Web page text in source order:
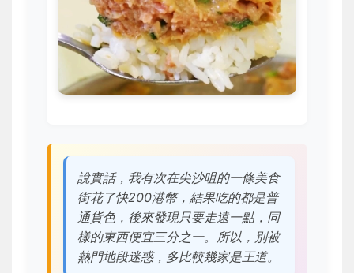
說實話，我有次在尖沙咀的一條美食
街花了快200港幣，結果吃的都是普
通貨色，後來發現只要走遠一點，同
樣的東西便宜三分之一。所以，別被
熱門地段迷惑，多比較幾家是王道。